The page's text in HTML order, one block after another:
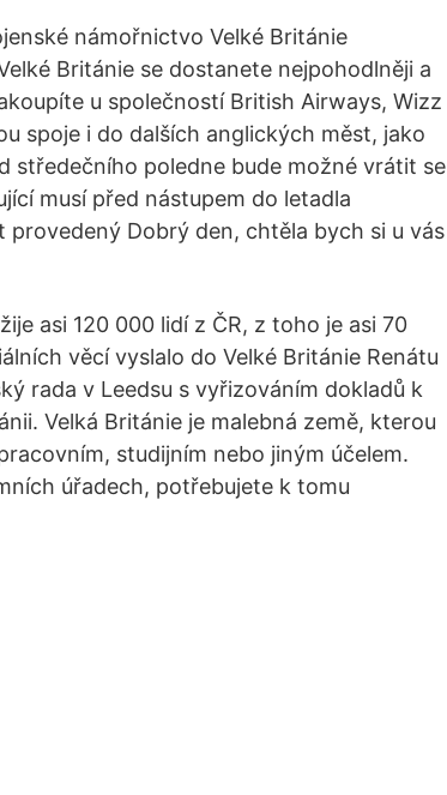
námořnictvo Velké Británie
Británie se dostanete nejpohodlněji a
u společností British Airways, Wizz
spoje i do dalších anglických měst, jako
středečního poledne bude možné vrátit se
musí před nástupem do letadla
Dobrý den, chtěla bych si u vás
asi 120 000 lidí z ČR, z toho je asi 70
věcí vyslalo do Velké Británie Renátu
rada v Leedsu s vyřizováním dokladů k
Velká Británie je malebná země, kterou
studijním nebo jiným účelem.
úřadech, potřebujete k tomu